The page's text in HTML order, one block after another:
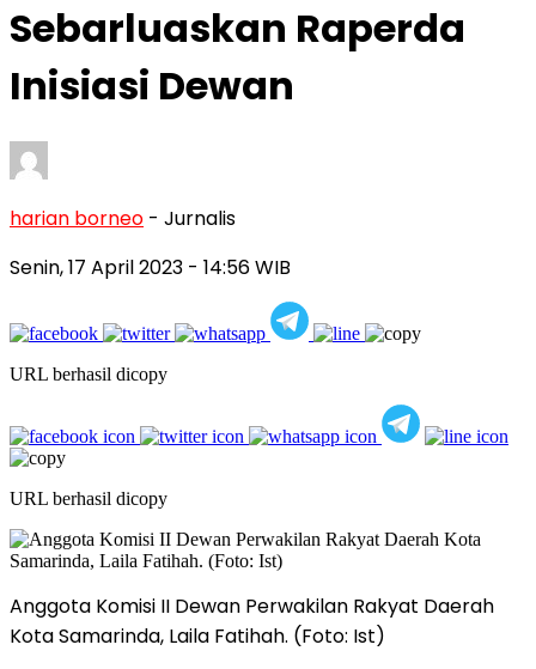
Sebarluaskan Raperda
Inisiasi Dewan
harian borneo - Jurnalis
Senin, 17 April 2023 - 14:56 WIB
URL berhasil dicopy
URL berhasil dicopy
Anggota Komisi II Dewan Perwakilan Rakyat Daerah
Kota Samarinda, Laila Fatihah. (Foto: Ist)